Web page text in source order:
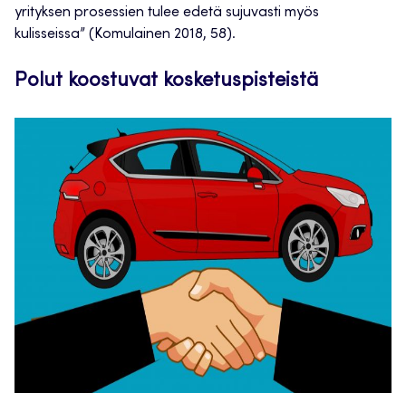
yrityksen prosessien tulee edetä sujuvasti myös
kulisseissa” (Komulainen 2018, 58).
Polut koostuvat kosketuspisteistä